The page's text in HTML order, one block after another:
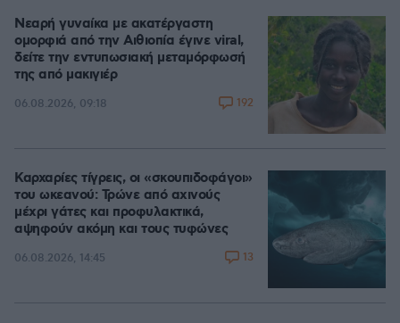
Νεαρή γυναίκα με ακατέργαστη
ομορφιά από την Αιθιοπία έγινε viral,
δείτε την εντυπωσιακή μεταμόρφωσή
της από μακιγιέρ
06.08.2026, 09:18 192
Καρχαρίες τίγρεις, οι «σκουπιδοφάγοι»
του ωκεανού: Τρώνε από αχινούς
μέχρι γάτες και προφυλακτικά,
αψηφούν ακόμη και τους τυφώνες
06.08.2026, 14:45 13